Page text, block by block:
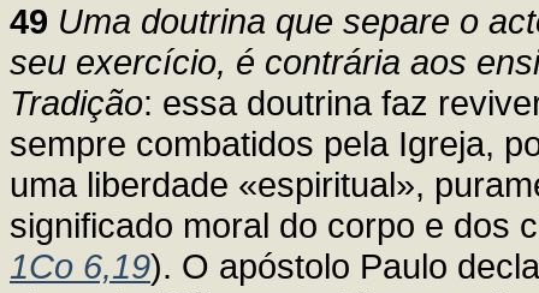
49 Uma doutrina que separe o
seu exercício, é contrária aos
Tradição: essa doutrina faz
sempre combatidos pela Igreja,
uma liberdade «espiritual»,
significado moral do corpo e dos
1Co 6,19). O apóstolo Paulo